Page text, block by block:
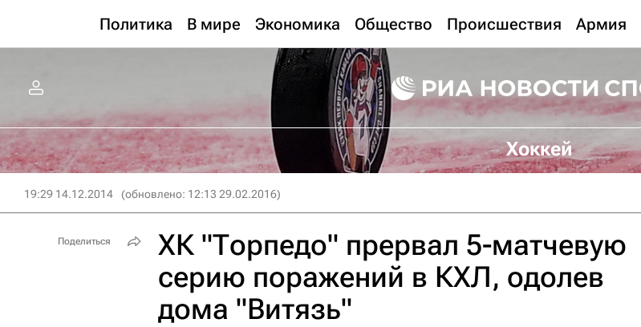
Политика В мире Экономика Общество Происшествия Армия
Хоккей
19:29 14.12.2014 (обновлено: 12:13 29.02.2016)
ХК "Торпедо" прервал 5-матчевую
серию поражений в КХЛ, одолев
дома "Витязь"
Поделиться